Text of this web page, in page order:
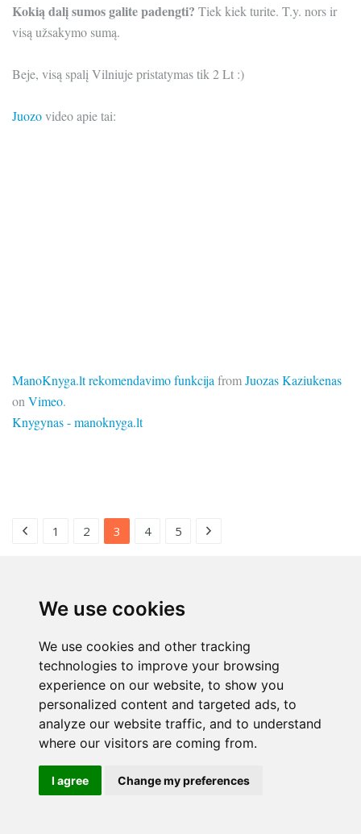
We use cookies
We use cookies and other tracking
technologies to improve your browsing
experience on our website, to show you
personalized content and targeted ads, to
analyze our website traffic, and to understand
where our visitors are coming from.
I agree Change my preferences
Kokią dalį sumos galite padengti? Tiek kiek turite. T.y. nors ir
visą užsakymo sumą.
Beje, visą spalį Vilniuje pristatymas tik 2 Lt :)
Juozovideo apie tai:
ManoKnyga.lt rekomendavimo funkcija fromJuozas Kaziukenas
on Vimeo.
Knygynas - manoknyga.lt
1 2 3 4 5